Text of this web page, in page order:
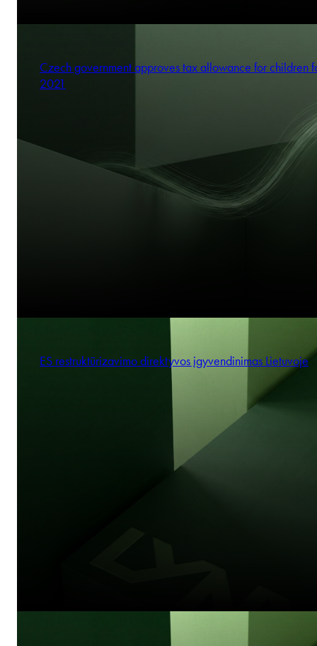
Czech government approves tax allowance for children
2021
ES restruktūrizavimo direktyvos įgyvendinimas Lietuvoje